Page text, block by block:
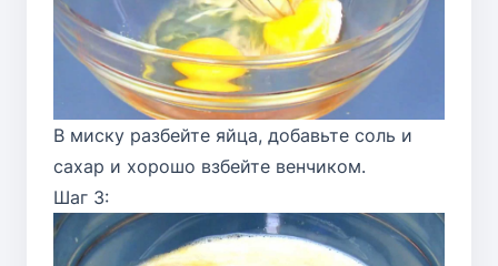
В миску разбейте яйца, добавьте соль и
сахар и хорошо взбейте венчиком.
Шаг 3: